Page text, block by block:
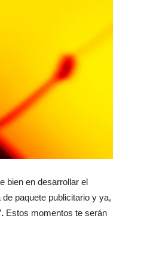
bien en desarrollar el
paquete publicitario y ya,
Estos momentos te serán